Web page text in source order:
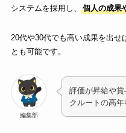
システムを採用し、
個人の成果
20代や30代でも高い成果を出せ
とも可能です。
編集部
評価が昇給や
クルートの高年